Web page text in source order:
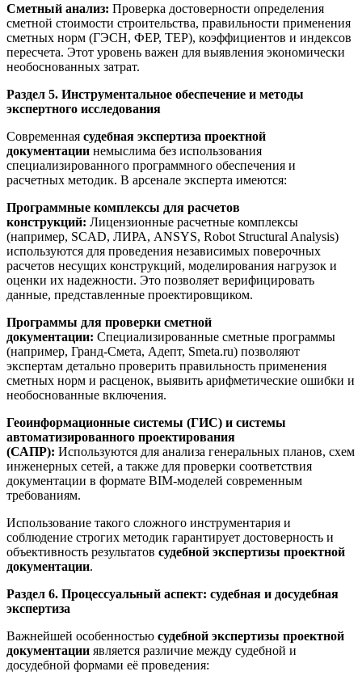
Сметный анализ: Проверка достоверности определения
сметной стоимости строительства, правильности применения
сметных норм (ГЭСН, ФЕР, ТЕР), коэффициентов и индексов
пересчета. Этот уровень важен для выявления экономически
необоснованных затрат.
Раздел 5. Инструментальное обеспечение и методы
экспертного исследования
Современная судебная экспертиза проектной
документации немыслима без использования
специализированного программного обеспечения и
расчетных методик. В арсенале эксперта имеются:
Программные комплексы для расчетов
конструкций: Лицензионные расчетные комплексы
(например, SCAD, ЛИРА, ANSYS, Robot Structural Analysis)
используются для проведения независимых поверочных
расчетов несущих конструкций, моделирования нагрузок и
оценки их надежности. Это позволяет верифицировать
данные, представленные проектировщиком.
Программы для проверки сметной
документации: Специализированные сметные программы
(например, Гранд-Смета, Адепт, Smeta.ru) позволяют
экспертам детально проверить правильность применения
сметных норм и расценок, выявить арифметические ошибки и
необоснованные включения.
Геоинформационные системы (ГИС) и системы
автоматизированного проектирования
(САПР): Используются для анализа генеральных планов, схем
инженерных сетей, а также для проверки соответствия
документации в формате BIM-моделей современным
требованиям.
Использование такого сложного инструментария и
соблюдение строгих методик гарантирует достоверность и
объективность результатов судебной экспертизы проектной
документации.
Раздел 6. Процессуальный аспект: судебная и досудебная
экспертиза
Важнейшей особенностью судебной экспертизы проектной
документации является различие между судебной и
досудебной формами её проведения: